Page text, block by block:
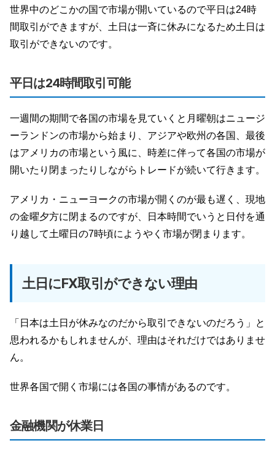
世界中のどこかの国で市場が開いているので平日は24時
間取引ができますが、土日は一斉に休みになるため土日は
取引ができないのです。
平日は24時間取引可能
一週間の期間で各国の市場を見ていくと月曜朝はニュージ
ーランドンの市場から始まり、アジアや欧州の各国、最後
はアメリカの市場という風に、時差に伴って各国の市場が
開いたり閉まったりしながらトレードが続いて行きます。
アメリカ・ニューヨークの市場が開くのが最も遅く、現地
の金曜夕方に閉まるのですが、日本時間でいうと日付を通
り越して土曜日の7時頃にようやく市場が閉まります。
土日にFX取引ができない理由
「日本は土日が休みなのだから取引できないのだろう」と
思われるかもしれませんが、理由はそれだけではありませ
ん。
世界各国で開く市場には各国の事情があるのです。
金融機関が休業日